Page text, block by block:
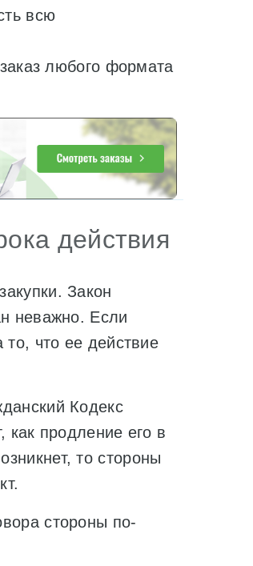
всю
любого формата
действия
Закон
неважно. Если
то, что ее действие
Кодекс
как продление его в
то стороны
стороны по-